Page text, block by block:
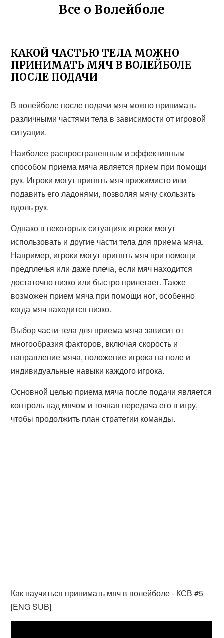
Все о Волейболе
КАКОЙ ЧАСТЬЮ ТЕЛА МОЖНО
ПРИНИМАТЬ МЯЧ В ВОЛЕЙБОЛЕ
ПОСЛЕ ПОДАЧИ
В волейболе после подачи мяч можно принимать
различными частями тела в зависимости от игровой
ситуации.
Наиболее распространенным и эффективным
способом приема мяча является прием при помощи
рук. Игроки могут принять мяч прижимисто или
подавить его ладонями, позволяя мячу скользить
вдоль рук.
Однако в некоторых ситуациях игроки могут
использовать и другие части тела для приема мяча.
Например, игроки могут принять мяч при помощи
предплечья или даже плеча, если мяч находится
достаточно низко или быстро прилетает. Также
возможен прием мяча при помощи ног, особенно
когда мяч находится низко.
Выбор части тела для приема мяча зависит от
многообразия факторов, включая скорость и
направление мяча, положение игрока на поле и
индивидуальные навыки каждого игрока.
Основной целью приема мяча после подачи является
контроль над мячом и точная передача его в игру,
чтобы продолжить план стратегии команды.
Как научиться принимать мяч в волейболе - КСВ #5
[ENG SUB]